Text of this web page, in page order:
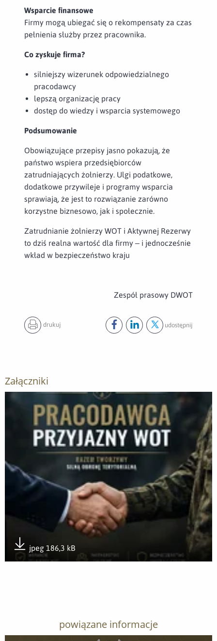
Wsparcie finansowe
Firmy mogą ubiegać się o rekompensaty za czas
pełnienia służby przez pracownika.
Co zyskuje firma?
silniejszy wizerunek odpowiedzialnego
pracodawcy
lepszą organizację pracy
dostęp do wiedzy i wsparcia systemowego
Podsumowanie
Obowiązujące przepisy jasno pokazują, że
państwo wspiera przedsiębiorców
zatrudniających żołnierzy. Ulgi podatkowe,
dodatkowe przywileje i programy wsparcia
sprawiają, że jest to rozwiązanie zarówno
korzystne biznesowo, jak i społecznie.
Zatrudnianie żołnierzy WOT i Aktywnej Rezerwy
to dziś realna wartość dla firmy – i jednocześnie
wkład w bezpieczeństwo kraju
Zespół prasowy DWOT
drukuj udostępnij
Załączniki
Otwórz załącznik WhatsApp Image 2026-05-06 at 15 03 52
jpeg 186,3 kB
Pobierz załącznik
powiązane informacje